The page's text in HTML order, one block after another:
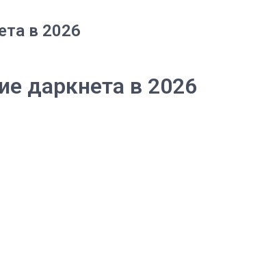
в 2026
даркнета в 2026